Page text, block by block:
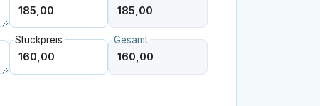
Stückpreis Gesamt